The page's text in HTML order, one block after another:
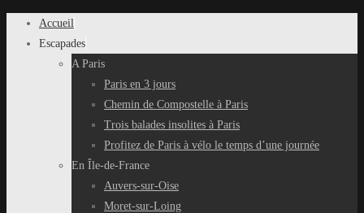
Passer
Accueil
Escapades
A Paris
Paris en 3 jours
Chemin de Compostelle à Paris
Trois balades insolites à Paris
Profitez de Paris à vélo le temps d’une journée
En Île-de-France
Auvers-sur-Oise
Moret-sur-Loing